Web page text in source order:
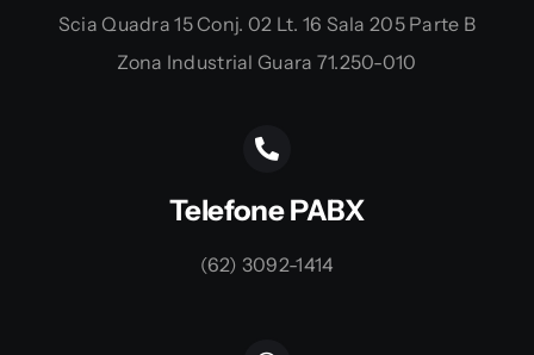
Scia Quadra 15 Conj. 02 Lt. 16 Sala 205 Parte B
Zona Industrial Guara 71.250-010
Telefone PABX
(62) 3092-1414